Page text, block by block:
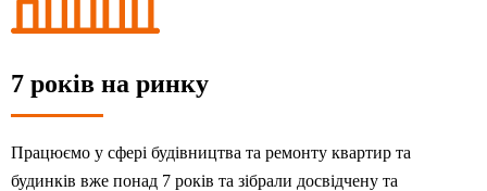
7 років на ринку
Працюємо у сфері будівництва та ремонту квартир та
будинків вже понад 7 років та зібрали досвідчену та